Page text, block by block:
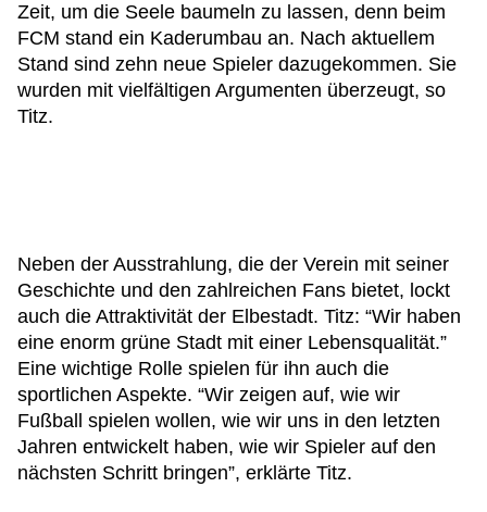
Zeit, um die Seele baumeln zu lassen, denn beim
FCM stand ein Kaderumbau an. Nach aktuellem
Stand sind zehn neue Spieler dazugekommen. Sie
wurden mit vielfältigen Argumenten überzeugt, so
Titz.
Neben der Ausstrahlung, die der Verein mit seiner
Geschichte und den zahlreichen Fans bietet, lockt
auch die Attraktivität der Elbestadt. Titz: “Wir haben
eine enorm grüne Stadt mit einer Lebensqualität.”
Eine wichtige Rolle spielen für ihn auch die
sportlichen Aspekte. “Wir zeigen auf, wie wir
Fußball spielen wollen, wie wir uns in den letzten
Jahren entwickelt haben, wie wir Spieler auf den
nächsten Schritt bringen”, erklärte Titz.